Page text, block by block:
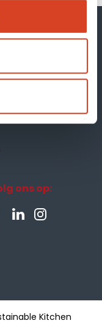
ons op:
Kitchen